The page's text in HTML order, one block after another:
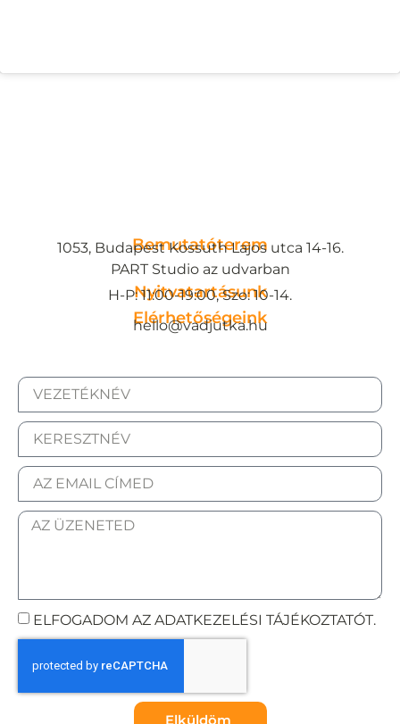
Bemutatóterem
1053, Budapest Kossuth Lajos utca 14-16.
PART Studio az udvarban
Nyitvatartásunk
H-P: 11:00-19:00, Szo: 10-14.
Elérhetőségeink
hello@vadjutka.hu
ELFOGADOM AZ ADATKEZELÉSI TÁJÉKOZTATÓT.
Elküldöm